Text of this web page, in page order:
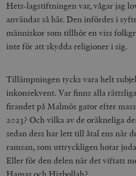
Hets-lagstiftningen var, vågar jag
användas så här. Den infördes i
människor som tillhör en viss
inte för att skydda religioner i sig.
Tillämpningen tycks vara helt
inkonsekvent. Var finns alla
firandet på Malmös gator efter
2023? Och vilka av de oräkneliga
sedan dess har lett till åtal ens när
ramsan, som uttryckligen hotar
Eller för den delen när det viftats
Hamas och Hizbollah?